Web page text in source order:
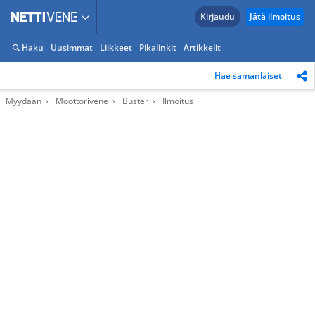
Kirjaudu Jätä ilmoitus
Haku Uusimmat Liikkeet Pikalinkit Artikkelit
Hae samanlaiset
Myydään Moottorivene Buster Ilmoitus